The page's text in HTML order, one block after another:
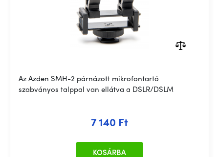
Az Azden SMH-2 párnázott mikrofontartó
szabványos talppal van ellátva a DSLR/DSLM
7 140 Ft
KOSÁRBA